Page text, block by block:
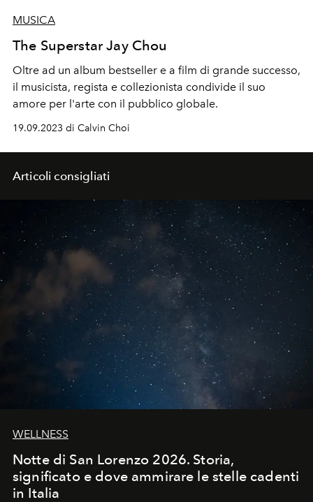
MUSICA
The Superstar Jay Chou
Oltre ad un album bestseller e a film di grande successo,
il musicista, regista e collezionista condivide il suo
amore per l'arte con il pubblico globale.
19.09.2023 di Calvin Choi
Articoli consigliati
WELLNESS
Notte di San Lorenzo 2026. Storia,
significato e dove ammirare le stelle cadenti
in Italia